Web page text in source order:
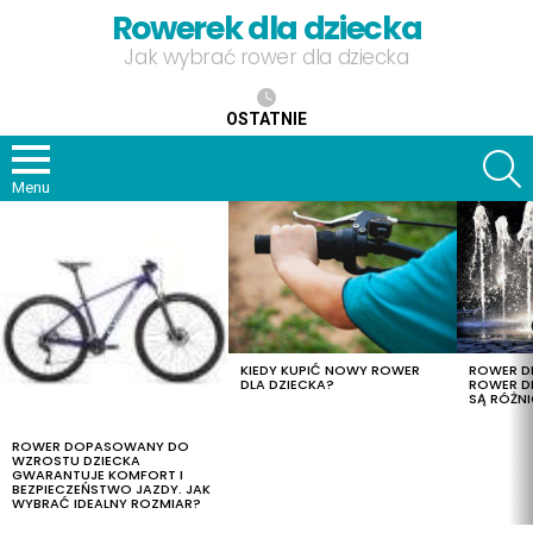
Rowerek dla dziecka
Jak wybrać rower dla dziecka
OSTATNIE
Menu
ROWER DOPASOWANY DO
WZROSTU DZIECKA
GWARANTUJE KOMFORT I
BEZPIECZEŃSTWO JAZDY. JAK
WYBRAĆ IDEALNY ROZMIAR?
KIEDY KUPIĆ NOWY ROWER
DLA DZIECKA?
ROWER
ROWER
SĄ